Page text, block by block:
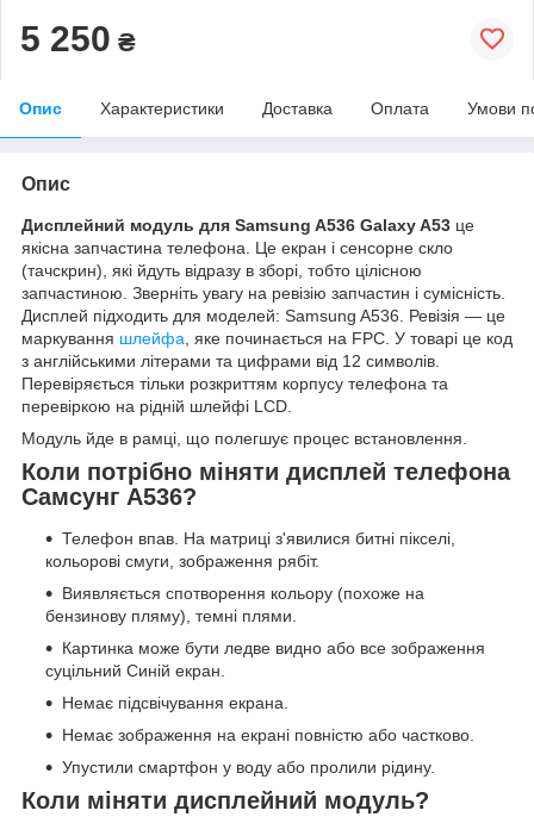
5 250 ₴
Опис Характеристики Доставка Оплата Умови
Опис
Дисплейний модуль для Samsung A536 Galaxy A53 це
якісна запчастина телефона. Це екран і сенсорне скло
(тачскрин), які йдуть відразу в зборі, тобто цілісною
запчастиною. Зверніть увагу на ревізію запчастин і сумісність.
Дисплей підходить для моделей: Samsung A536. Ревізія — це
маркування шлейфа , яке починається на FPC. У товарі це код
з англійськими літерами та цифрами від 12 символів.
Перевіряється тільки розкриттям корпусу телефона та
перевіркою на рідній шлейфі LCD.
Модуль йде в рамці, що полегшує процес встановлення.
Коли потрібно міняти дисплей телефона
Самсунг А536?
Телефон впав. На матриці з'явилися битні пікселі,
кольорові смуги, зображення рябіт.
Виявляється спотворення кольору (похоже на
бензинову пляму), темні плями.
Картинка може бути ледве видно або все зображення
суцільний Синій екран.
Немає підсвічування екрана.
Немає зображення на екрані повністю або частково.
Упустили смартфон у воду або пролили рідину.
Коли міняти дисплейний модуль?